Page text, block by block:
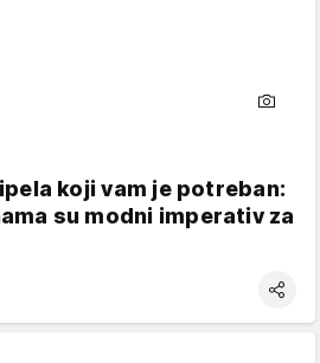
koji vam je potreban:
su modni imperativ za